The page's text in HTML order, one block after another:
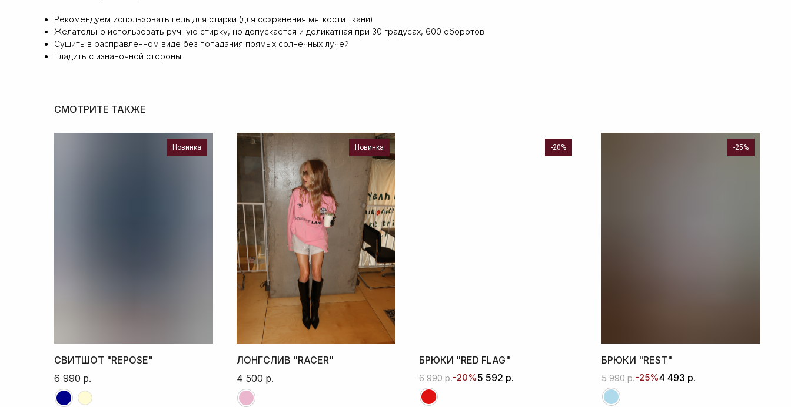
Рекомендуем использовать гель для стирки (для сохранения мягкости ткани)
Желательно использовать ручную стирку, но допускается и деликатная при 30 градусах, 600 оборотов
Сушить в расправленном виде без попадания прямых солнечных лучей
Гладить с изнаночной стороны
СМОТРИТЕ ТАКЖЕ
Новинка
СВИТШОТ "REPOSE"
6 990 р.
Новинка
ЛОНГСЛИВ "RACER"
4 500 р.
-20%
БРЮКИ "RED FLAG"
5 592 р.
6 990 р.-20%
-25%
БРЮКИ "REST"
4 493 р.
5 990 р.-25%